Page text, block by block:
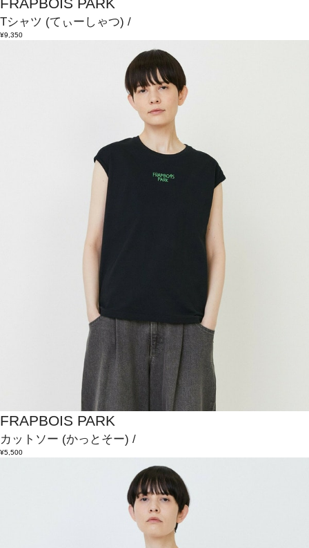
Tシャツ (てぃーしゃつ) /
¥9,350
FRAPBOIS PARK
カットソー (かっとそー) /
¥5,500